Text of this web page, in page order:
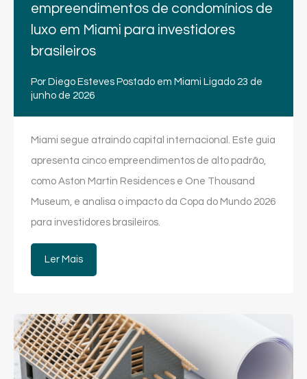
empreendimentos de condomínios de
luxo em Miami para investidores
brasileiros
Por Diego Esteves Postado em Miami Ligado 23 de
junho de 2026
Miami segue atraindo capital internacional. Este guia
apresenta cinco empreendimentos de alto padrão,
como Aston Martin Residences e One Thousand
Museum, e analisa o impacto da Copa do Mundo 2026
para investidores brasileiros.
Ler Mais